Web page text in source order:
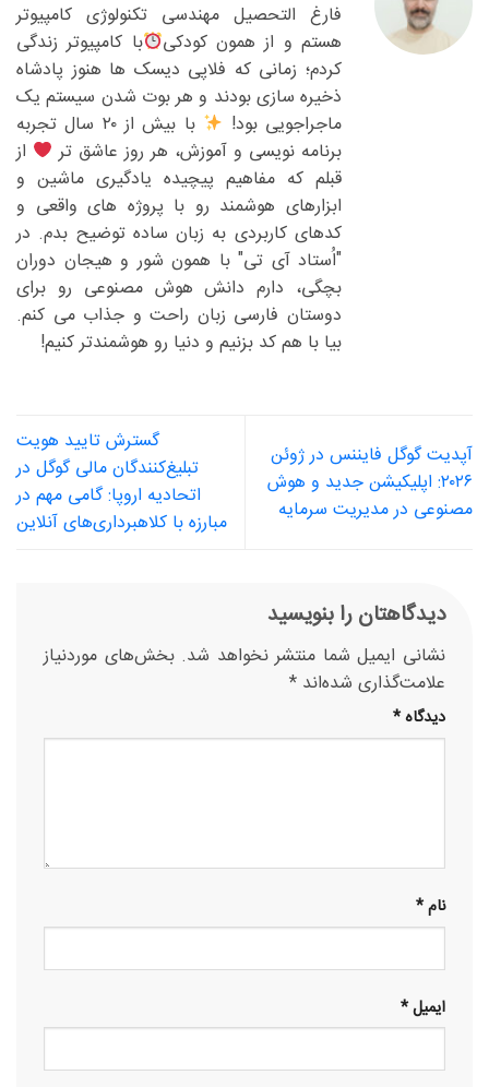
فارغ التحصیل مهندسی تکنولوژی کامپیوتر
هستم و از همون کودکی
با کامپیوتر زندگی
کردم؛ زمانی که فلاپی دیسک ها هنوز پادشاه
ذخیره سازی بودند و هر بوت شدن سیستم یک
ماجراجویی بود!
با بیش از ۲۰ سال تجربه
برنامه نویسی و آموزش، هر روز عاشق تر
از
قبلم که مفاهیم پیچیده یادگیری ماشین و
ابزارهای هوشمند رو با پروژه های واقعی و
کدهای کاربردی به زبان ساده توضیح بدم. در
"اُستاد آی تی" با همون شور و هیجان دوران
بچگی، دارم دانش هوش مصنوعی رو برای
دوستان فارسی زبان راحت و جذاب می کنم.
بیا با هم کد بزنیم و دنیا رو هوشمندتر کنیم!
آپدیت گوگل فایننس در ژوئن
۲۰۲۶: اپلیکیشن جدید و هوش
مصنوعی در مدیریت سرمایه
گسترش تایید هویت
تبلیغ‌کنندگان مالی گوگل در
اتحادیه اروپا: گامی مهم در
مبارزه با کلاهبرداری‌های آنلاین
دیدگاهتان را بنویسید
نشانی ایمیل شما منتشر نخواهد شد. بخش‌های موردنیاز
علامت‌گذاری شده‌اند *
دیدگاه*
نام*
ایمیل*